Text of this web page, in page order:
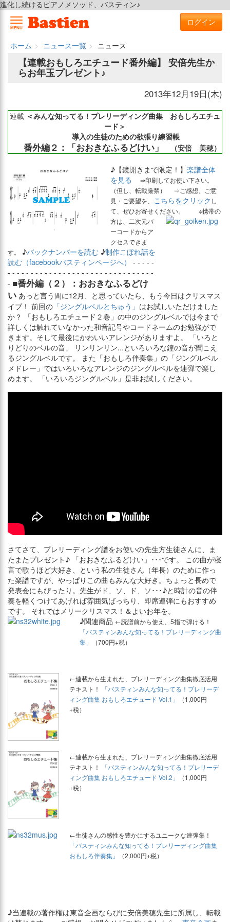
進化し続けるピアノメソッド、バスティン♪
MENU
ログイン
ホーム ニュース一覧
ニュース
【連載おもしろエチュード番外編】 安倍先生か
らお年玉プレゼント♪
2013年12月19日(木)
連載 ＜みんな知ってる！プレリーディング曲集 おもしろエチュ
ード＞
導入の生徒のための欲張り練習帳
番外編２：「おおきなふるどけい」 （安倍 美穂）
♪【鏡開きまで限定！】 楽譜全体
を見る
⇒印刷してお使い下さい。
（但し、転載厳禁） ⇒ご感想、ご意
見・ご要望を、 こちらをクリック し
て、ぜひお寄せください。
※携帯の
方は、二次元バ
ーコードからア
クセスできま
す。
♪バックナンバーを読む ♪制作こぼれ話を
読む（facebookバスティンページへ）
- - - - -
- - - - - - - - - - - - - - - - - - - - - - - - - - - - - - - -
- ■番外編（２）：おおきなふるどけ
い あっと言う間に12月、と思っていたら、もう今日はクリスマス
イブ！ 前回の 「ジングルベルとちゅう」 はお試しいただけました
か？ 「おもしろエチュード２巻」の中のジングルベルでは今まで
詳しくは触れていなかった和音記号やコードネームのお勉強がで
きます。そして最後にかわいいアレンジがありますよ。 「いろと
りどりのベルの音」 リンリンリン...といろいろな鐘の音が聞こえ
るジングルベルです。 また「おもしろ伴奏集」の「ジングルベル
メドレー」ではいろいろなアレンジのジングルベルを連弾で楽し
めます。 「いろいろジングルベル」是非お試しください。
さてさて、プレリーディング譜をお使いの先生方生徒さんに、ま
たまたプレゼント♪ 「おおきなふるどけい」･･･です。 この曲が寝
言で歌うほど大好き、という私の生徒さん（年長）のために作っ
た楽譜ですが、やっぱりこの曲もみんな大好き。ちょっと長めで
発表会にもぴったり。先生がド、ソ、ド、ソ･･･♪と時計の音の伴
奏を軽くつけてあげれば雰囲気ばっちり、即席連弾にもおすすめ
です。 それではメリークリスマス！＆よいお年を。
♪関連商品 ←読譜前から使え、5指で弾ける！
「バスティンみんな知ってる！プレリーディング曲
集」
（700円+税）
←連載から生まれた、プレリーディング曲集徹底活用
テキスト！
「バスティンみんな知ってる！プレリーデ
ィング曲集 おもしろエチュード Vol.1」
（1,000円
+税）
←連載から生まれた、プレリーディング曲集徹底活用
テキスト！
「バスティンみんな知ってる！プレリーデ
ィング曲集 おもしろエチュード Vol.2」
（1,000円
+税）
←生徒さんの感性を豊かにするユニークな連弾集！
「バスティンみんな知ってる！プレリーディング曲集
おもしろ伴奏集」
（2,000円+税）
♪当連載の著作権は東音企画ならびに安倍美穂先生に所属し、転載